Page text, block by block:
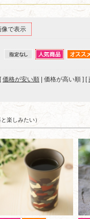
像で表示
価格が安い順 | 価格が高い順 ] [
楽しみたい）